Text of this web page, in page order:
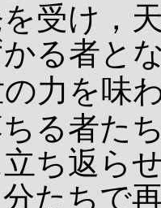
受け，
る者と
力を味
る者た
ち返ら
たちで